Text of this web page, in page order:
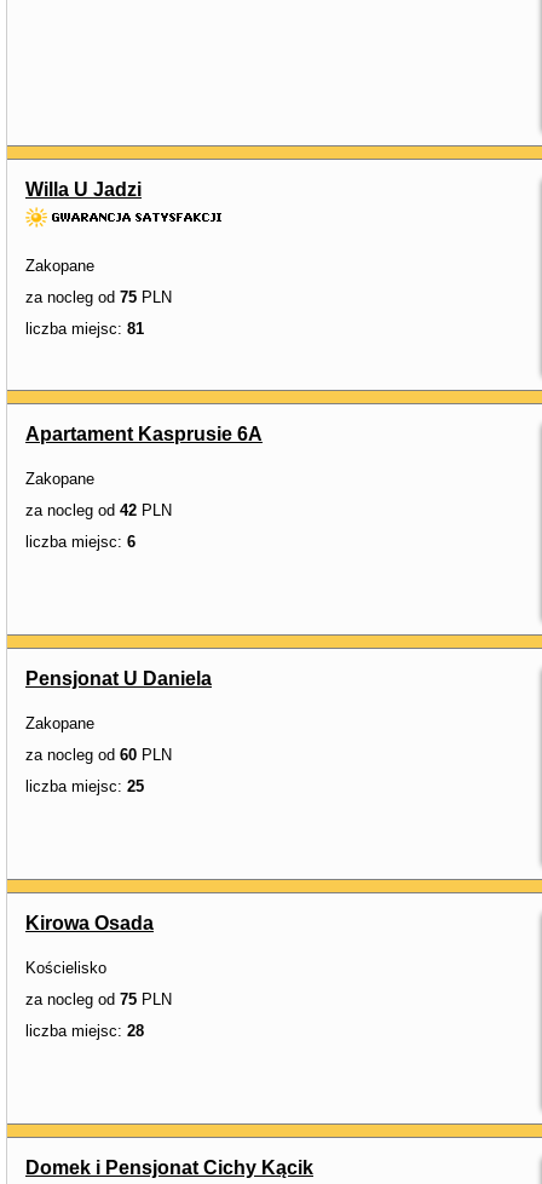
Willa U Jadzi
Zakopane
za nocleg od 75 PLN
liczba miejsc: 81
Apartament Kasprusie 6A
Zakopane
za nocleg od 42 PLN
liczba miejsc: 6
Pensjonat U Daniela
Zakopane
za nocleg od 60 PLN
liczba miejsc: 25
Kirowa Osada
Kościelisko
za nocleg od 75 PLN
liczba miejsc: 28
Domek i Pensjonat Cichy Kącik